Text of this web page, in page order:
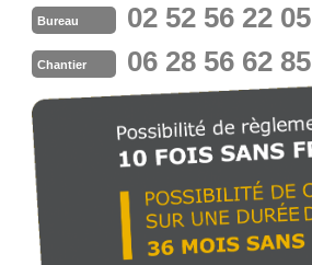
Bureau 02 52 56 22 05
Chantier 06 28 56 62 85